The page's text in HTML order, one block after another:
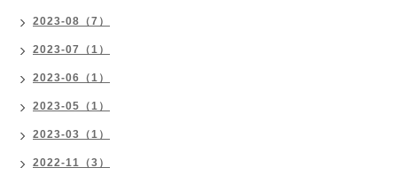
2023-08（7）
2023-07（1）
2023-06（1）
2023-05（1）
2023-03（1）
2022-11（3）